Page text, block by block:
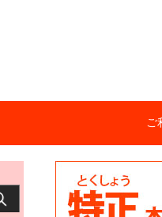
ご